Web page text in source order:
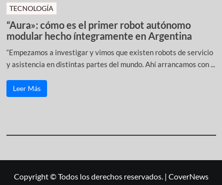
TECNOLOGÍA
“Aura»: cómo es el primer robot autónomo
modular hecho íntegramente en Argentina
“Empezamos a investigar y vimos que existen robots de servicio
y asistencia en distintas partes del mundo. Ahí arrancamos con ...
Leer Más
Copyright © Todos los derechos reservados. | CoverNews